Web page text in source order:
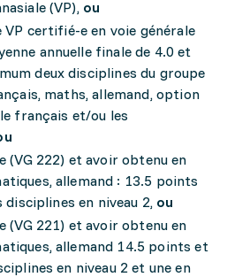
(VP), ou
VP certifié-e en voie générale
annuelle finale de 4.0 et
deux disciplines du groupe
maths, allemand, option
français et/ou les
(VG 222) et avoir obtenu en
allemand : 13.5 points
en niveau 2, ou
(VG 221) et avoir obtenu en
allemand 14.5 points et
en niveau 2 et une en